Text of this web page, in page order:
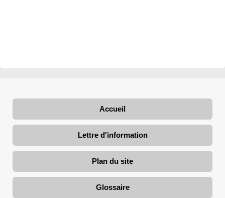
Accueil
Lettre d'information
Plan du site
Glossaire